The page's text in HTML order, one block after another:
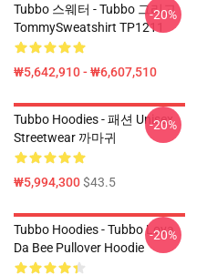
Tubbo 스웨터 - Tubbo 그리고
TommySweatshirt TP1211
₩5,642,910 - ₩6,607,510
-20%
Tubbo Hoodies - 패션 Unisex
Streetwear 까마귀
₩5,994,300$43.5
-20%
Tubbo Hoodies - Tubbo Lova
Da Bee Pullover Hoodie
-20%